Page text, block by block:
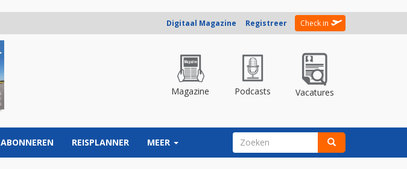
Digitaal Magazine Registreer Check in
Magazine Podcasts Vacatures
ABONNEREN REISPLANNER MEER ZOEKVELD